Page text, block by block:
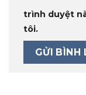
trình duyệt
tôi.